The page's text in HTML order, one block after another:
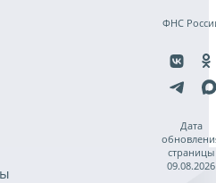
ФНС
Дата
страницы
09.08.2026